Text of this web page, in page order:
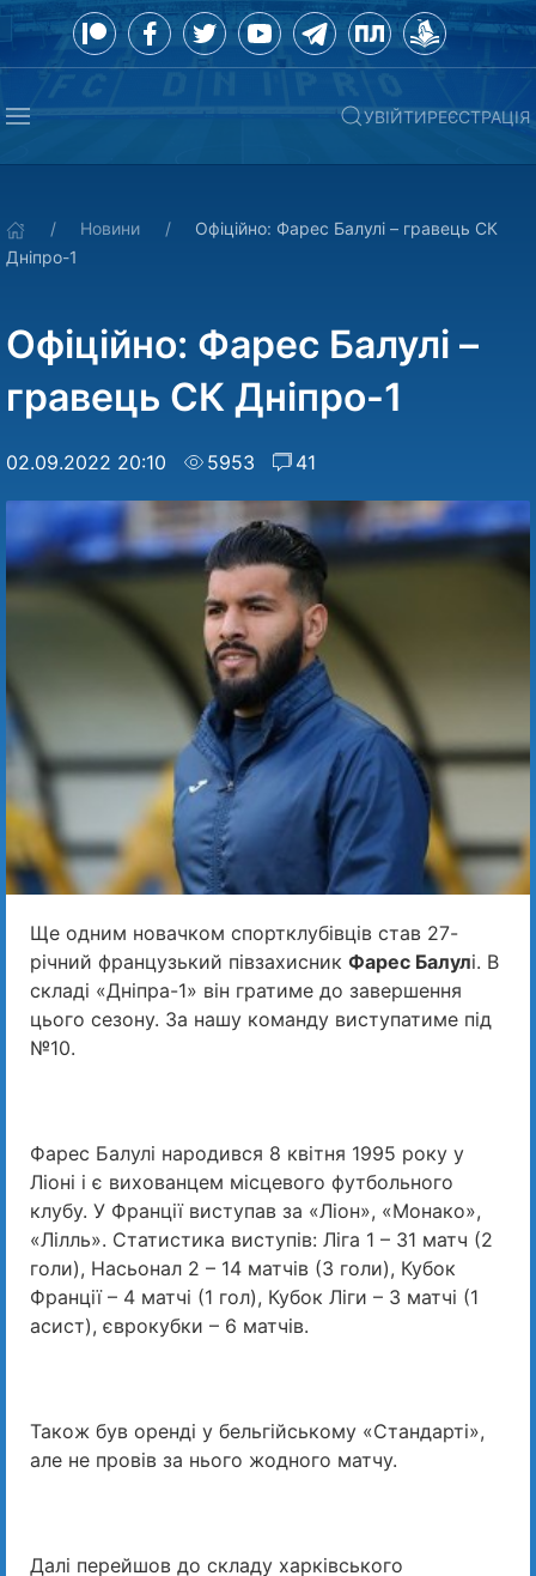
УВІЙТИРЕЄСТРАЦІЯ
Новини
Офіційно: Фарес Балулі – гравець СК
Дніпро-1
Офіційно: Фарес Балулі –
гравець СК Дніпро-1
02.09.2022 20:10 5953 41
Ще одним новачком спортклубівців став 27-
річний французький півзахисник Фарес Балулі. В
складі «Дніпра-1» він гратиме до завершення
цього сезону. За нашу команду виступатиме під
№10.
Фарес Балулі народився 8 квітня 1995 року у
Ліоні і є вихованцем місцевого футбольного
клубу. У Франції виступав за «Ліон», «Монако»,
«Лілль». Статистика виступів: Ліга 1 – 31 матч (2
голи), Насьонал 2 – 14 матчів (3 голи), Кубок
Франції – 4 матчі (1 гол), Кубок Ліги – 3 матчі (1
асист), єврокубки – 6 матчів.
Також був оренді у бельгійському «Стандарті»,
але не провів за нього жодного матчу.
Далі перейшов до складу харківського